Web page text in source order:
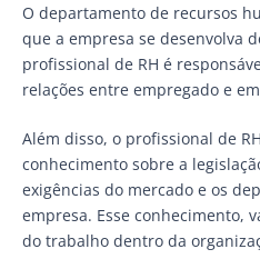
O departamento de recursos
que a empresa se desenvolva
profissional de RH é
relações entre empregado e
Além disso, o profissional de
conhecimento sobre a
exigências do mercado e os
empresa. Esse conhecimento,
do trabalho dentro da